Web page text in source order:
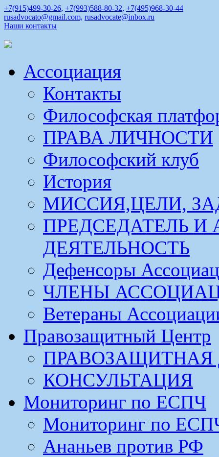
+7(915)499-30-26, +7(993)588-80-32, +7(495)968-30-44
rusadvocato@gmail.com, rusadvocate@inbox.ru
Наши контакты
Ассоциация
Контакты
Философская
ПРАВА ЛИЧНОСТИ
Философский клуб
История
МИССИЯ,ЦЕЛИ,
ПРЕДСЕДАТЕЛЬ И
ДЕЯТЕЛЬНОСТЬ
Дефенсоры
ЧЛЕНЫ
Ветераны
Правозащитный Центр
ПРАВОЗАЩИТНАЯ
КОНСУЛЬТАЦИЯ
Мониторинг по ЕСПЧ
Мониторинг по
Ананьев против РФ